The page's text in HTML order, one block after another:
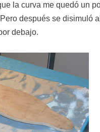
la curva me quedó un
después se disimuló
debajo.